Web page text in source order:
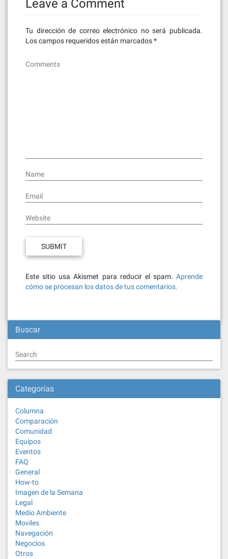
Leave a Comment
Tu dirección de correo electrónico no será publicada.
Los campos requeridos están marcados*
Comments
Name
Email
Website
Este sitio usa Akismet para reducir el spam. Aprende
cómo se procesan los datos de tus comentarios.
Buscar
Search
Categorías
Columna
Comparación
Comunidad
Equipos
Eventos
FAQ
General
How-to
Imagen de la Semana
Legal
Medio Ambiente
Moviles
Navegación
Negocios
Otros